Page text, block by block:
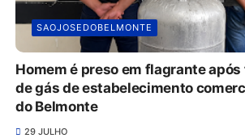
SAOJOSEDOBELMONTE
Homem é preso em flagrante
de gás de estabelecimento
do Belmonte
29 JULHO